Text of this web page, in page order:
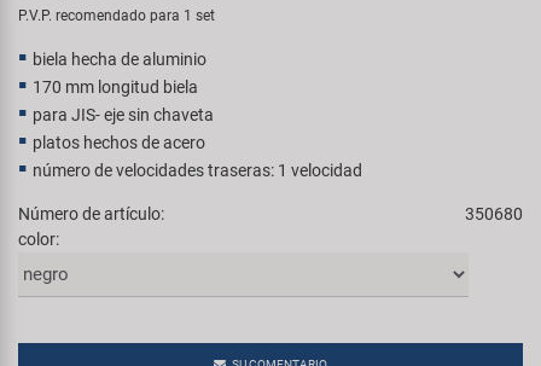
P.V.P. recomendado para 1 set
biela hecha de aluminio
170 mm longitud biela
para JIS- eje sin chaveta
platos hechos de acero
número de velocidades traseras: 1 velocidad
Número de artículo:
350680
color: